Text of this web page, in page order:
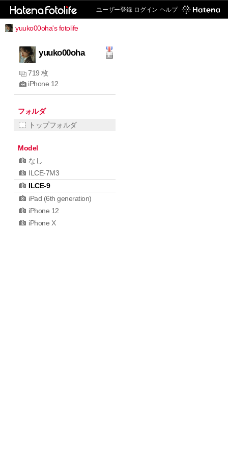
ユーザー登録 ログイン ヘルプ
yuuko00oha's fotolife
yuuko00oha
719 枚
iPhone 12
フォルダ
トップフォルダ
Model
なし
ILCE-7M3
ILCE-9
iPad (6th generation)
iPhone 12
iPhone X